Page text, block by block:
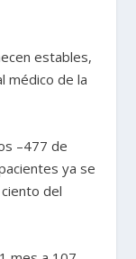
estables,
médico de la
–477 de
ya se
del